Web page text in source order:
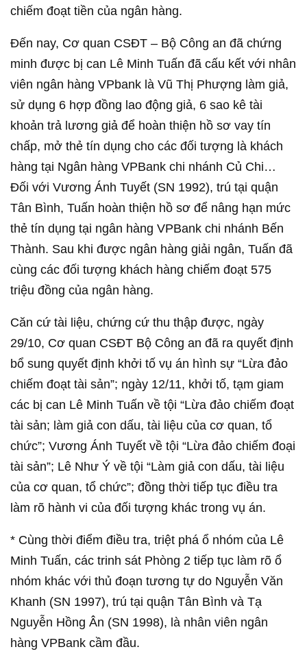
chiếm đoạt tiền của ngân hàng.
Đến nay, Cơ quan CSĐT – Bộ Công an đã chứng
minh được bị can Lê Minh Tuấn đã cấu kết với nhân
viên ngân hàng VPbank là Vũ Thị Phượng làm giả,
sử dụng 6 hợp đồng lao động giả, 6 sao kê tài
khoản trả lương giả để hoàn thiện hồ sơ vay tín
chấp, mở thẻ tín dụng cho các đối tượng là khách
hàng tại Ngân hàng VPBank chi nhánh Củ Chi…
Đối với Vương Ánh Tuyết (SN 1992), trú tại quận
Tân Bình, Tuấn hoàn thiện hồ sơ để nâng hạn mức
thẻ tín dụng tại ngân hàng VPBank chi nhánh Bến
Thành. Sau khi được ngân hàng giải ngân, Tuấn đã
cùng các đối tượng khách hàng chiếm đoạt 575
triệu đồng của ngân hàng.
Căn cứ tài liệu, chứng cứ thu thập được, ngày
29/10, Cơ quan CSĐT Bộ Công an đã ra quyết định
bổ sung quyết định khởi tố vụ án hình sự “Lừa đảo
chiếm đoạt tài sản”; ngày 12/11, khởi tố, tạm giam
các bị can Lê Minh Tuấn về tội “Lừa đảo chiếm đoạt
tài sản; làm giả con dấu, tài liệu của cơ quan, tổ
chức”; Vương Ánh Tuyết về tội “Lừa đảo chiếm đoại
tài sản”; Lê Như Ý về tội “Làm giả con dấu, tài liệu
của cơ quan, tổ chức”; đồng thời tiếp tục điều tra
làm rõ hành vi của đối tượng khác trong vụ án.
* Cùng thời điểm điều tra, triệt phá ổ nhóm của Lê
Minh Tuấn, các trinh sát Phòng 2 tiếp tục làm rõ ổ
nhóm khác với thủ đoạn tương tự do Nguyễn Văn
Khanh (SN 1997), trú tại quận Tân Bình và Tạ
Nguyễn Hồng Ân (SN 1998), là nhân viên ngân
hàng VPBank cầm đầu.